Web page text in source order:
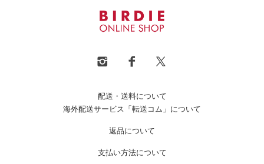
配送・送料について
海外配送サービス「転送コム」について
返品について
支払い方法について